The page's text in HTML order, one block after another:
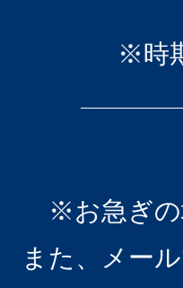
※時
※お急ぎの
また、メー